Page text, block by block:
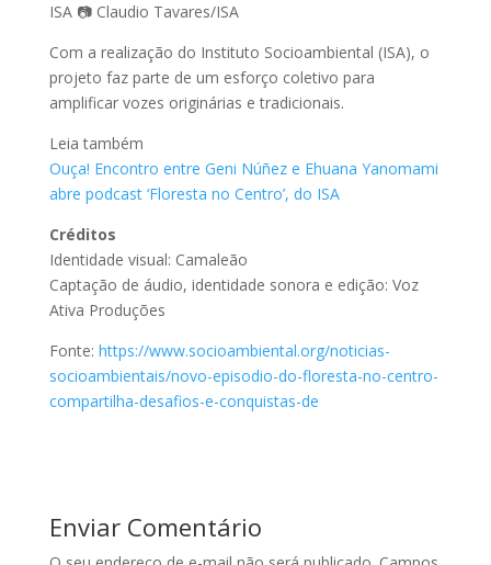
ISA 📷 Claudio Tavares/ISA
Com a realização do Instituto Socioambiental (ISA), o
projeto faz parte de um esforço coletivo para
amplificar vozes originárias e tradicionais.
Leia também
Ouça! Encontro entre Geni Núñez e Ehuana Yanomami
abre podcast ‘Floresta no Centro’, do ISA
Créditos
Identidade visual: Camaleão
Captação de áudio, identidade sonora e edição: Voz
Ativa Produções
Fonte: https://www.socioambiental.org/noticias-
socioambientais/novo-episodio-do-floresta-no-centro-
compartilha-desafios-e-conquistas-de
Enviar Comentário